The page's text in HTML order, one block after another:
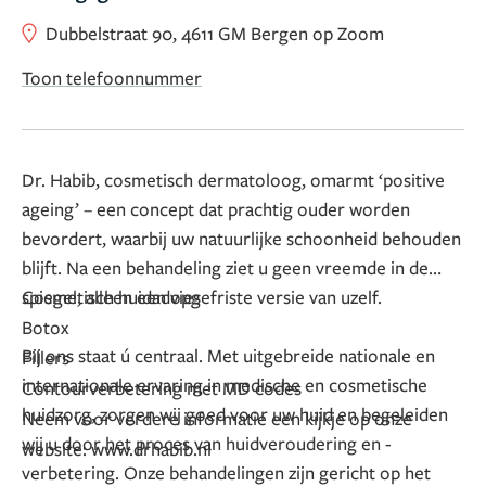
Dubbelstraat 90, 4611 GM Bergen op Zoom
Toon telefoonnummer
Dr. Habib, cosmetisch dermatoloog, omarmt ‘positive
ageing’ – een concept dat prachtig ouder worden
bevordert, waarbij uw natuurlijke schoonheid behouden
blijft. Na een behandeling ziet u geen vreemde in de
spiegel, alleen een opgefriste versie van uzelf.
Bij ons staat ú centraal. Met uitgebreide nationale en
internationale ervaring in medische en cosmetische
huidzorg, zorgen wij goed voor uw huid en begeleiden
wij u door het proces van huidveroudering en -
verbetering. Onze behandelingen zijn gericht op het
Cosmetisch huidadvies
Botox
Fillers
Contourverbetering met MD codes
Neem voor verdere informatie een kijkje op onze
website: www.drhabib.nl